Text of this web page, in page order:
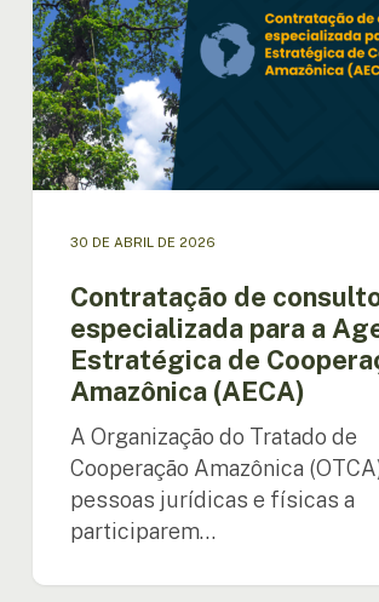
a
Agenda
Estratégica
de
Cooperação
Amazônica
(AECA)
30 DE ABRIL DE 2026
Contratação de
especializada para a
Estratégica de
Amazônica (AECA)
A Organização do Tratado de
Cooperação Amazônica
pessoas jurídicas e físicas a
participarem…